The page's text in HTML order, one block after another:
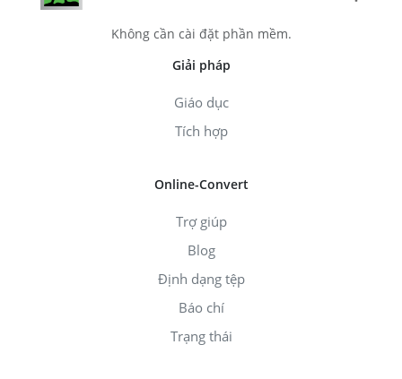
Không cần cài đặt phần mềm.
Giải pháp
Giáo dục
Tích hợp
Online-Convert
Trợ giúp
Blog
Định dạng tệp
Báo chí
Trạng thái